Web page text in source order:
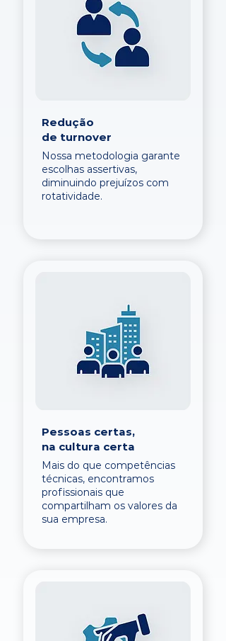
Redução
de turnover
Nossa metodologia garante
escolhas assertivas,
diminuindo prejuízos com
rotatividade.
Pessoas certas,
na cultura certa
Mais do que competências
técnicas, encontramos
profissionais que
compartilham os valores da
sua empresa.